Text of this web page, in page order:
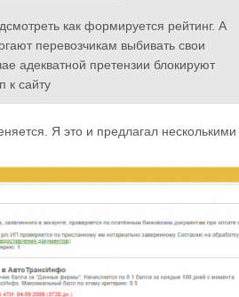
как формируется рейтинг. А
перевозчикам выбивать свои
адекватной претензии блокируют
к сайту
Я это и предлагал несколькими